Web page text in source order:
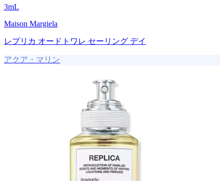
3mL
Maison Margiela
レプリカ オードトワレ セーリング デイ
アクア・マリン